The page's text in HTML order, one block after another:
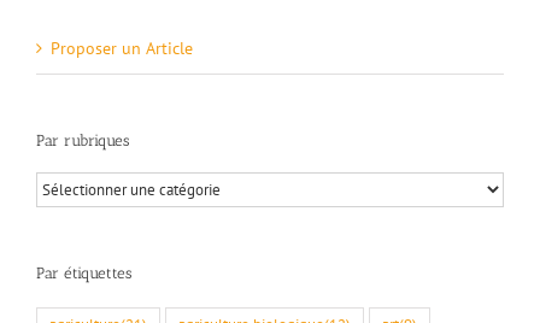
Proposer un Article
Par rubriques
Par
rubriques
Par étiquettes